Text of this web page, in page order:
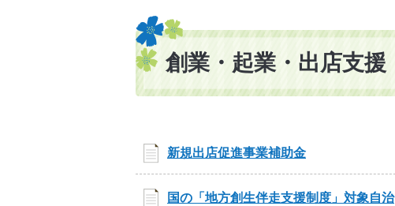
創業・起業・出店支援
新規出店促進事業補助金
国の「地方創生伴走支援制度」対象自治